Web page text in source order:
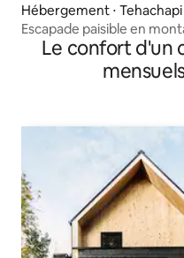
Hébergement ⋅ Tehachapi
Escapade paisible en
Le confort d'un